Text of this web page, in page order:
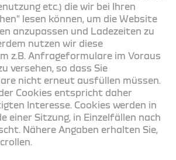
etc.) die wir bei Ihren
lesen können, um die Website
anzupassen und Ladezeiten zu
nutzen wir diese
z.B. Anfrageformulare im Voraus
versehen, so dass Sie
nicht erneut ausfüllen müssen.
Cookies entspricht daher
Interesse. Cookies werden in
einer Sitzung, in Einzelfällen nach
Nähere Angaben erhalten Sie,